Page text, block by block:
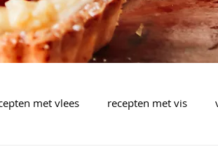
met vlees recepten met vis